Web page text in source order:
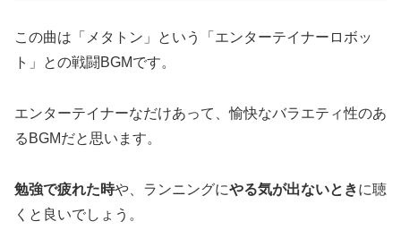
この曲は「メタトン」という「エンターテイナーロボッ
ト」との戦闘BGMです。
エンターテイナーなだけあって、愉快なバラエティ性のあ
るBGMだと思います。
勉強で疲れた時や、ランニングにやる気が出ないときに聴
くと良いでしょう。